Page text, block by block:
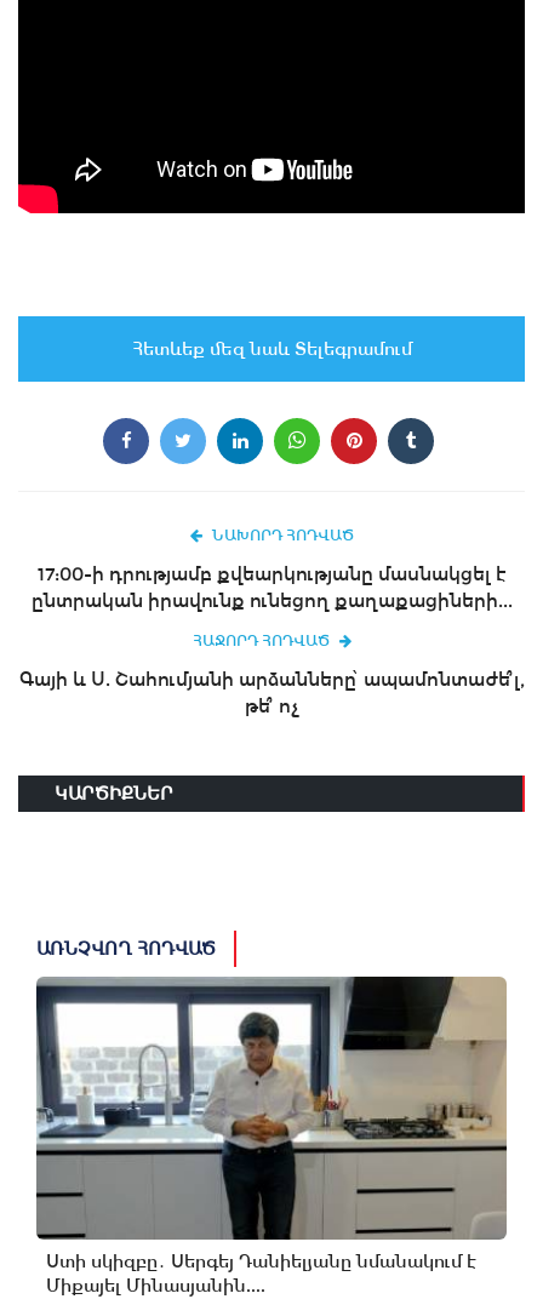
Հետևեք մեզ նաև Տելեգրամում
ՆԱԽՈՐԴ ՀՈԴՎԱԾ
17:00-ի դրությամբ քվեարկությանը մասնակցել է
ընտրական իրավունք ունեցող քաղաքացիների...
ՀԱՋՈՐԴ ՀՈԴՎԱԾ
Գայի և Ս. Շահումյանի արձանները՝ ապամոնտաժե՞լ,
թե՞ ոչ
ԿԱՐԾԻՔՆԵՐ
ԱՌՆՉՎՈՂ ՀՈԴՎԱԾ
Ստի սկիզբը․ Սերգեյ Դանիելյանը նմանակում է
Միքայել Մինասյանին....